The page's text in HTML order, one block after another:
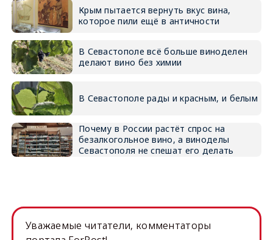
Крым пытается вернуть вкус вина,
которое пили ещё в античности
В Севастополе всё больше виноделен
делают вино без химии
В Севастополе рады и красным, и белым
Почему в России растёт спрос на
безалкогольное вино, а виноделы
Севастополя не спешат его делать
Уважаемые читатели, комментаторы